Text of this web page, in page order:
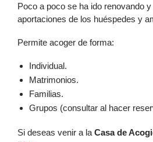
Poco a poco se ha ido renovando
aportaciones de los huéspedes y
Permite acoger de forma:
Individual.
Matrimonios.
Familias.
Grupos (consultar al hacer
Si deseas venir a la Casa de